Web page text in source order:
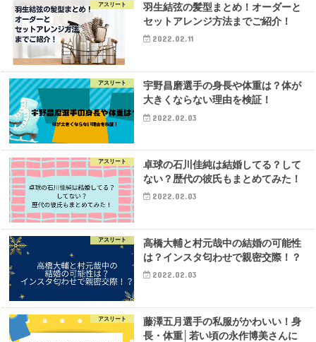
アスリート
羽生結弦の髪型まとめ！オーダーと
セットアレンジ方法までご紹介！
2022.02.11
アスリート
宇野昌磨選手の身長や体重は？体が
大きくならない理由を検証！
2022.02.03
アスリート
卓球の石川佳純は結婚してる？して
ない？歴代の彼氏もまとめてみた！
2022.02.03
アスリート
高橋大輔と村元哉中の結婚の可能性
は？インスタ匂わせで親密交際！？
2022.02.03
アスリート
藤澤五月選手の私服がかわいい！身
長・体重│若い頃の永作博美さんに